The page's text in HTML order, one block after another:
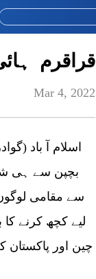
قراقرم
Mar 4, 2022
بچپن سے ہی
سے مقامی
لیے کچھ کرنے
چین اور پاکستان